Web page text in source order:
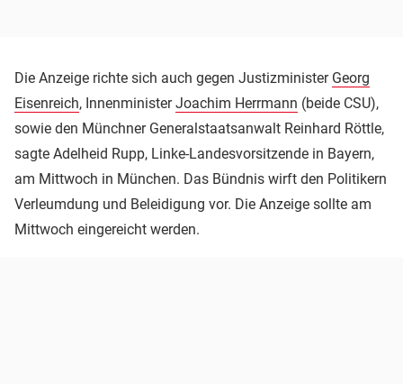
Die Anzeige richte sich auch gegen Justizminister Georg
Eisenreich, InnenministerJoachim Herrmann (beide CSU),
sowie den Münchner Generalstaatsanwalt Reinhard Röttle,
sagte Adelheid Rupp, Linke-Landesvorsitzende in Bayern,
am Mittwoch in München. Das Bündnis wirft den Politikern
Verleumdung und Beleidigung vor. Die Anzeige sollte am
Mittwoch eingereicht werden.